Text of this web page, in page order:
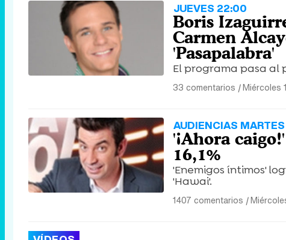
JUEVES 22:00
Boris
Carmen
'Pasapalabra'
El programa pasa al
33 comentarios |Miércoles
AUDIENCIAS
'¡Ahora
16,1%
'Enemigos íntimos'
'Hawai'.
1407 comentarios |